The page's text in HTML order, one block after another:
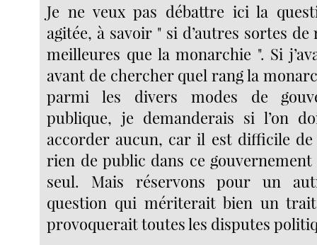
Je ne veux pas débattre ici la
agitée, à savoir " si d’autres sortes
meilleures que la monarchie ". Si
avant de chercher quel rang la
parmi les divers modes de
publique, je demanderais si l’on
accorder aucun, car il est difficile
rien de public dans ce
seul. Mais réservons pour un
question qui mériterait bien un
provoquerait toutes les disputes